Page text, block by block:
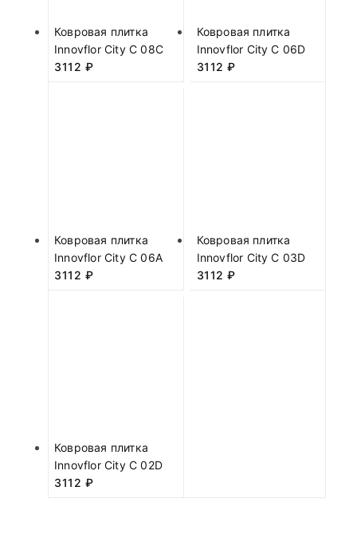
Ковровая плитка
Innovflor City C 08C
3112 ₽
Ковровая плитка
Innovflor City C 06D
3112 ₽
Ковровая плитка
Innovflor City C 06A
3112 ₽
Ковровая плитка
Innovflor City C 03D
3112 ₽
Ковровая плитка
Innovflor City C 02D
3112 ₽